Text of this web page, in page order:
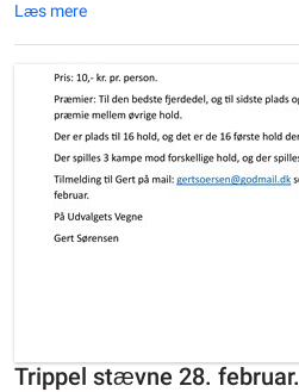
Læs mere
Trippel stævne 28. februar.